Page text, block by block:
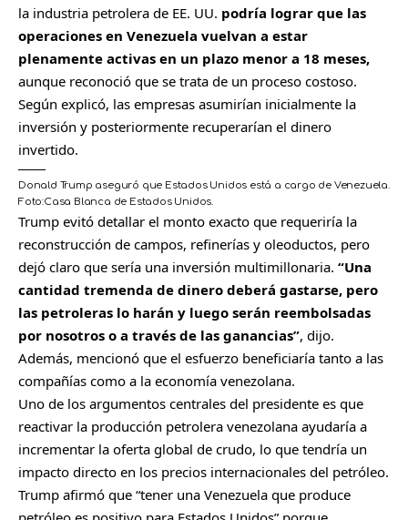
la industria petrolera de EE. UU. podría lograr que las
operaciones en Venezuela vuelvan a estar
plenamente activas en un plazo menor a 18 meses,
aunque reconoció que se trata de un proceso costoso.
Según explicó, las empresas asumirían inicialmente la
inversión y posteriormente recuperarían el dinero
invertido.
Donald Trump aseguró que Estados Unidos está a cargo de Venezuela.
Foto:Casa Blanca de Estados Unidos.
Trump evitó detallar el monto exacto que requeriría la
reconstrucción de campos, refinerías y oleoductos, pero
dejó claro que sería una inversión multimillonaria. “Una
cantidad tremenda de dinero deberá gastarse, pero
las petroleras lo harán y luego serán reembolsadas
por nosotros o a través de las ganancias”, dijo.
Además, mencionó que el esfuerzo beneficiaría tanto a las
compañías como a la economía venezolana.
Uno de los argumentos centrales del presidente es que
reactivar la producción petrolera venezolana ayudaría a
incrementar la oferta global de crudo, lo que tendría un
impacto directo en los precios internacionales del petróleo.
Trump afirmó que “tener una Venezuela que produce